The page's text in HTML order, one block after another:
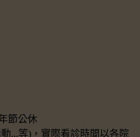
節公休
...等)，實際看診時間以各院